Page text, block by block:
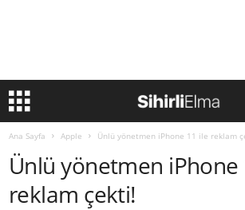
Ana Sayfa Apple Ünlü yönetmen iPhone 11 ile reklam
Ünlü yönetmen iPhone
reklam çekti!